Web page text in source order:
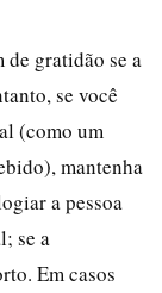
de gratidão se a
se você
(como um
mantenha
a pessoa
se a
Em casos